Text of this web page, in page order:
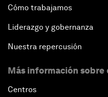
Cómo trabajamos
Liderazgo y gobernanza
Nuestra repercusión
Más información sobre
Centros